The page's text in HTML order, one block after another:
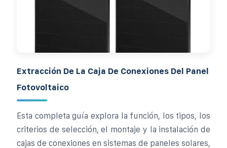
Extracción De La Caja De Conexiones Del Panel
Fotovoltaico
Esta completa guía explora la función, los tipos, los
criterios de selección, el montaje y la instalación de
cajas de conexiones en sistemas de paneles solares,